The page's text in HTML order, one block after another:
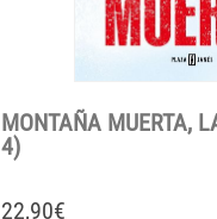
MONTAÑA MUERTA,
4)
22,90€